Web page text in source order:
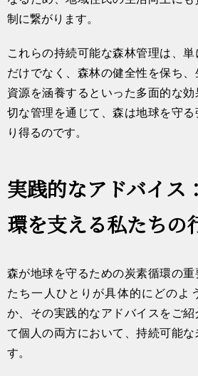
制に繋がります。
これらの持続可能な森林管理は、
だけでなく、森林の健全性を保ち
資源を涵養するといった多面的な
切な管理を通じて、森は地球を守
り得るのです。
実践的なアドバイス
環を支える私たちの
森が地球を守るための炭素循環の
たち一人ひとりが具体的にどのよ
か、その実践的なアドバイスをご
て個人の両方において、持続可能
す。